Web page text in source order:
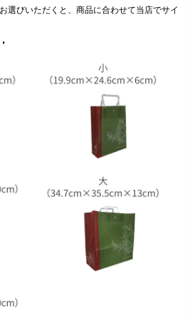
選びいただくと、商品に合わせて当店でサイ